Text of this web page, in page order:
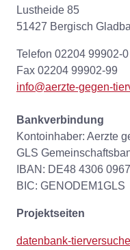
Lustheide 85
51427 Bergisch
Telefon 02204 99902-0
Fax 02204 99902-99
info@aerzte-gegen-
Bankverbindung
Kontoinhaber: Aerzte
GLS
IBAN: DE48 4306
BIC: GENODEM1GLS
Projektseiten
datenbank-